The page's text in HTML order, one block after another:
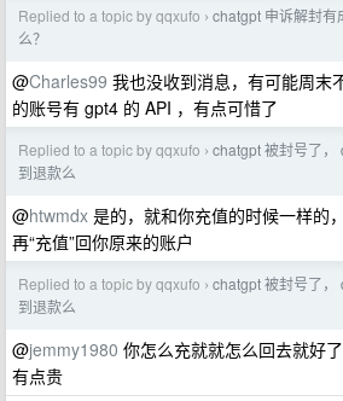
Replied to a topic by qqxufo › chatgpt 申诉解封有
么？
@Charles99 我也没收到消息，有可能周末
的账号有 gpt4 的 API ，有点可惜了
Replied to a topic by qqxufo › chatgpt 被封号了，
到退款么
@htwmdx 是的，就和你充值的时候一样的
再“充值”回你原来的账户
Replied to a topic by qqxufo › chatgpt 被封号了，
到退款么
@jemmy1980 你怎么充就就怎么回去就好
有点贵